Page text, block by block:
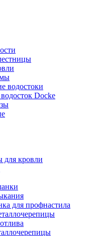
водостоки
Docke
для кровли
для профнастила